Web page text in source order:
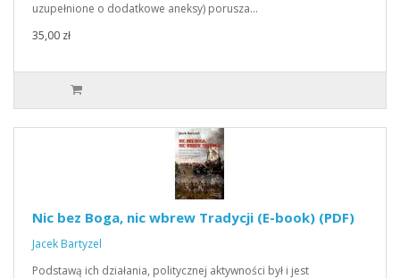
uzupełnione o dodatkowe aneksy) porusza…
35,00 zł
Nic bez Boga, nic wbrew Tradycji (E-book) (PDF)
Jacek Bartyzel
Podstawą ich działania, politycznej aktywności był i jest